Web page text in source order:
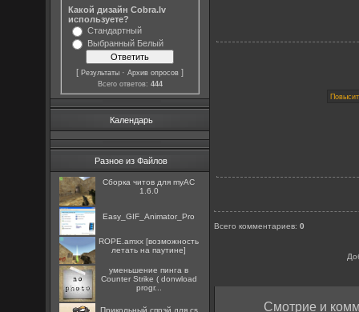
Какой дизайн Cobra.lv
используете?
Стандартный
Выбранный Белый
[Результаты ·Архив опросов ]
Всего ответов: 444
Календарь
Разное из Файлов
Сборка читов для myAC
1.6.0
Easy_GIF_Animator_Pro
ROPE.amxx [возможность
летать на паутине]
уменьшение пинга в
Counter Strike ( donwload
progr...
Прикольный спрэй для cs
Всего комментариев:0
Смотрие и